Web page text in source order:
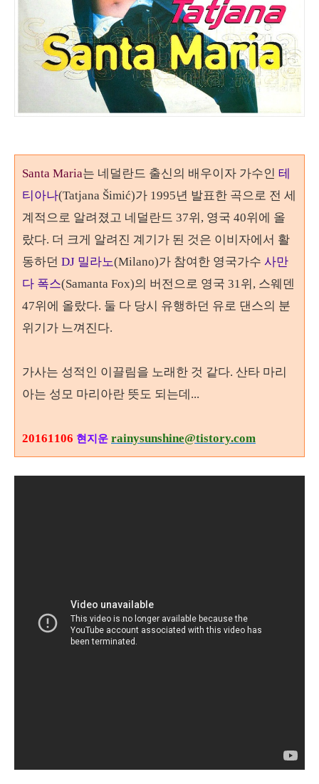
Santa Maria는 네덜란드 출신의 배우이자 가수인 테
티아나(Tatjana Šimić)가 1995년 발표한 곡으로 전 세
계적으로 알려졌고 네덜란드 37위 , 영국 40위에 올
랐다. 더 크게 알려진 계기가 된 것은 이비자에서 활
동하던 DJ 밀라노(Milano)가 참여한 영국가수 사만
다 폭스(Samanta Fox)의 버전으로 영국 31 위 , 스웨덴
47위에 올랐다. 둘 다 당시 유행하던 유로 댄스의 분
위기가 느껴진다.
가사는 성적인 이끌림을 노래한 것 같다. 산타 마리
아는 성모 마리아란 뜻도 되는데 ...
20161106 현지운 rainysunshine@tistory.com